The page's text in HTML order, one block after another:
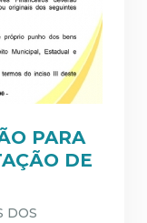
PARA
DE
DOS